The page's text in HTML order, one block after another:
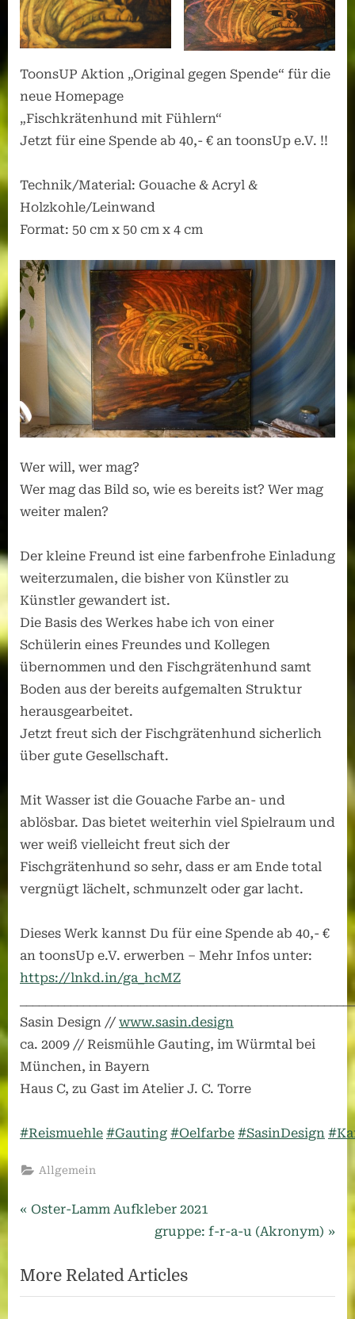
ToonsUP Aktion „Original gegen Spende“ für die
neue Homepage
„Fischkrätenhund mit Fühlern“
Jetzt für eine Spende ab 40,- € an toonsUp e.V. !!
Technik/Material: Gouache & Acryl &
Holzkohle/Leinwand
Format: 50 cm x 50 cm x 4 cm
Wer will, wer mag?
Wer mag das Bild so, wie es bereits ist? Wer mag
weiter malen?
Der kleine Freund ist eine farbenfrohe Einladung
weiterzumalen, die bisher von Künstler zu
Künstler gewandert ist.
Die Basis des Werkes habe ich von einer
Schülerin eines Freundes und Kollegen
übernommen und den Fischgrätenhund samt
Boden aus der bereits aufgemalten Struktur
herausgearbeitet.
Jetzt freut sich der Fischgrätenhund sicherlich
über gute Gesellschaft.
Mit Wasser ist die Gouache Farbe an- und
ablösbar. Das bietet weiterhin viel Spielraum und
wer weiß vielleicht freut sich der
Fischgrätenhund so sehr, dass er am Ende total
vergnügt lächelt, schmunzelt oder gar lacht.
Dieses Werk kannst Du für eine Spende ab 40,- €
an toonsUp e.V. erwerben – Mehr Infos unter:
https://lnkd.in/ga_hcMZ
Sasin Design // www.sasin.design
ca. 2009 // Reismühle Gauting, im Würmtal bei
München, in Bayern
Haus C, zu Gast im Atelier J. C. Torre
#Reismuehle #Gauting #Oelfarbe #SasinDesign
Allgemein
Beitragsnavigation
Previous
Oster-Lamm Aufkleber 2021
Next
gruppe: f-r-a-u (Akronym)
More Related Articles